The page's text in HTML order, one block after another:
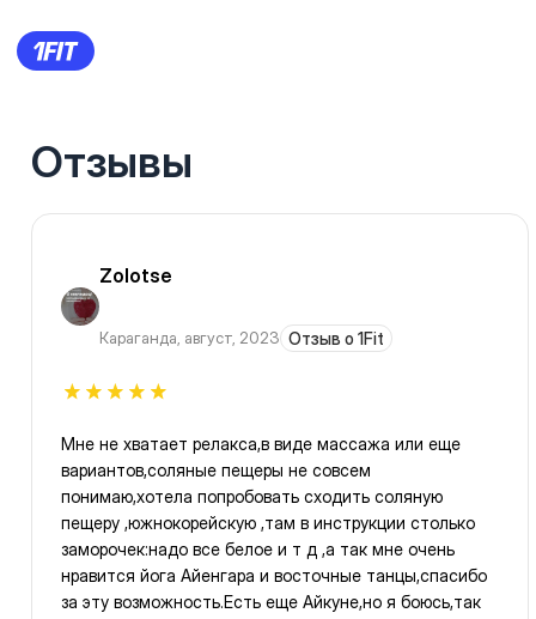
Отзывы
Zolotse
Караганда, август, 2023 Отзыв о 1Fit
Мне не хватает релакса,в виде массажа или еще
вариантов,соляные пещеры не совсем
понимаю,хотела попробовать сходить соляную
пещеру ,южнокорейскую ,там в инструкции столько
заморочек:надо все белое и т д ,а так мне очень
нравится йога Айенгара и восточные танцы,спасибо
за эту возможность.Есть еще Айкуне,но я боюсь,так